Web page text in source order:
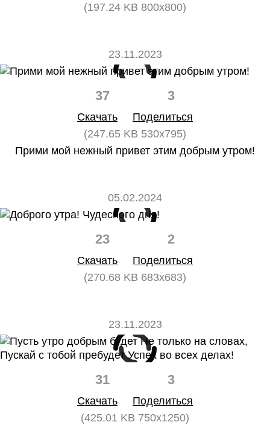
(197.24 KB 800x800)
23.11.2023
37 3
Скачать
Поделиться
(247.65 KB 530x795)
Прими мой нежный привет этим добрым утром!
05.02.2024
23 2
Скачать
Поделиться
(270.68 KB 683x683)
23.11.2023
31 3
Скачать
Поделиться
(425.01 KB 750x1250)